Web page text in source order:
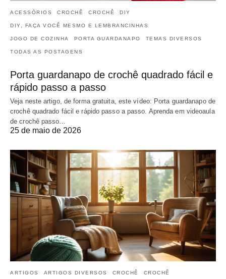
ACESSÓRIOS CROCHÊ CROCHÊ DIY
DIY, FAÇA VOCÊ MESMO E LEMBRANCINHAS
JOGO DE COZINHA PORTA GUARDANAPO TEMAS DIVERSOS
TODAS AS POSTAGENS
Porta guardanapo de crochê quadrado fácil e
rápido passo a passo
Veja neste artigo, de forma gratuita, este vídeo: Porta guardanapo de
crochê quadrado fácil e rápido passo a passo. Aprenda em videoaula
de crochê passo…
25 de maio de 2026
ARTIGOS ARTIGOS DIVERSOS CROCHÊ CROCHÊ